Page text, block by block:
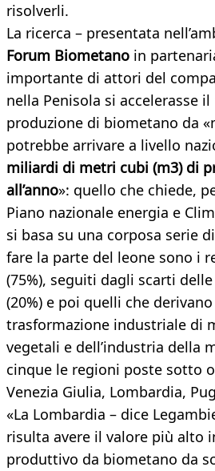
risolverli.
La ricerca – presentata
Forum Biometano in
importante di attori del
nella Penisola si accelerasse
produzione di biometano da
potrebbe arrivare a livello
miliardi di metri cubi (m3) di
all’anno»: quello che chiede,
Piano nazionale energia e
si basa su una corposa serie
fare la parte del leone sono i
(75%), seguiti dagli scarti
(20%) e poi quelli che
trasformazione industriale di
vegetali e dell’industria della
cinque le regioni poste sotto
Venezia Giulia, Lombardia,
«La Lombardia – dice
risulta avere il valore più alto
produttivo da biometano da